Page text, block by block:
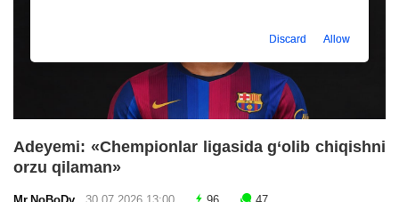
Adeyemi: «Chempionlar ligasida g‘olib chiqishni
orzu qilaman»
Discard Allow